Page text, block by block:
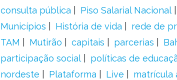
consulta pública
Piso Salarial Nacional
Municípios
História de vida rede de
TAM
Mutirão capitais parcerias
participação social
políticas de
nordeste
Plataforma Live matrícula